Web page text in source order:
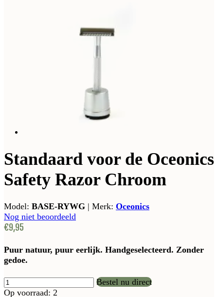
Standaard voor de Oceonics
Safety Razor Chroom
Model: BASE-RYWG | Merk: Oceonics
Nog niet beoordeeld
€9,95
Puur natuur, puur eerlijk. Handgeselecteerd. Zonder
gedoe.
Bestel nu direct
Op voorraad: 2